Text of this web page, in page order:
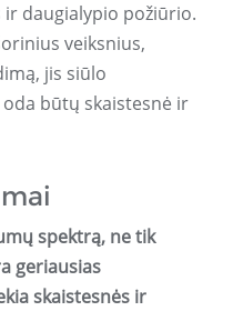
daugialypio požiūrio.
veiksnius,
jis siūlo
būtų skaistesnė ir
spektrą, ne tik
geriausias
skaistesnės ir